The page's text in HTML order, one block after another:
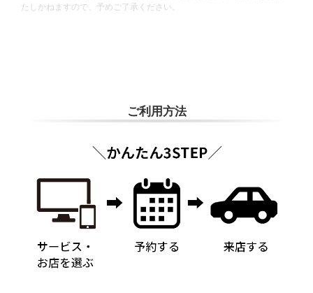
たしかねますので、予めご了承ください。
ご利用方法